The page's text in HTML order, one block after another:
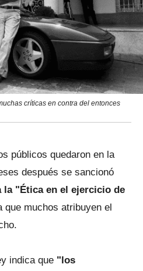
críticas en contra del entonces
públicos quedaron en la
después se sancionó
la "Ética en el ejercicio de
que muchos atribuyen el
indica que "los